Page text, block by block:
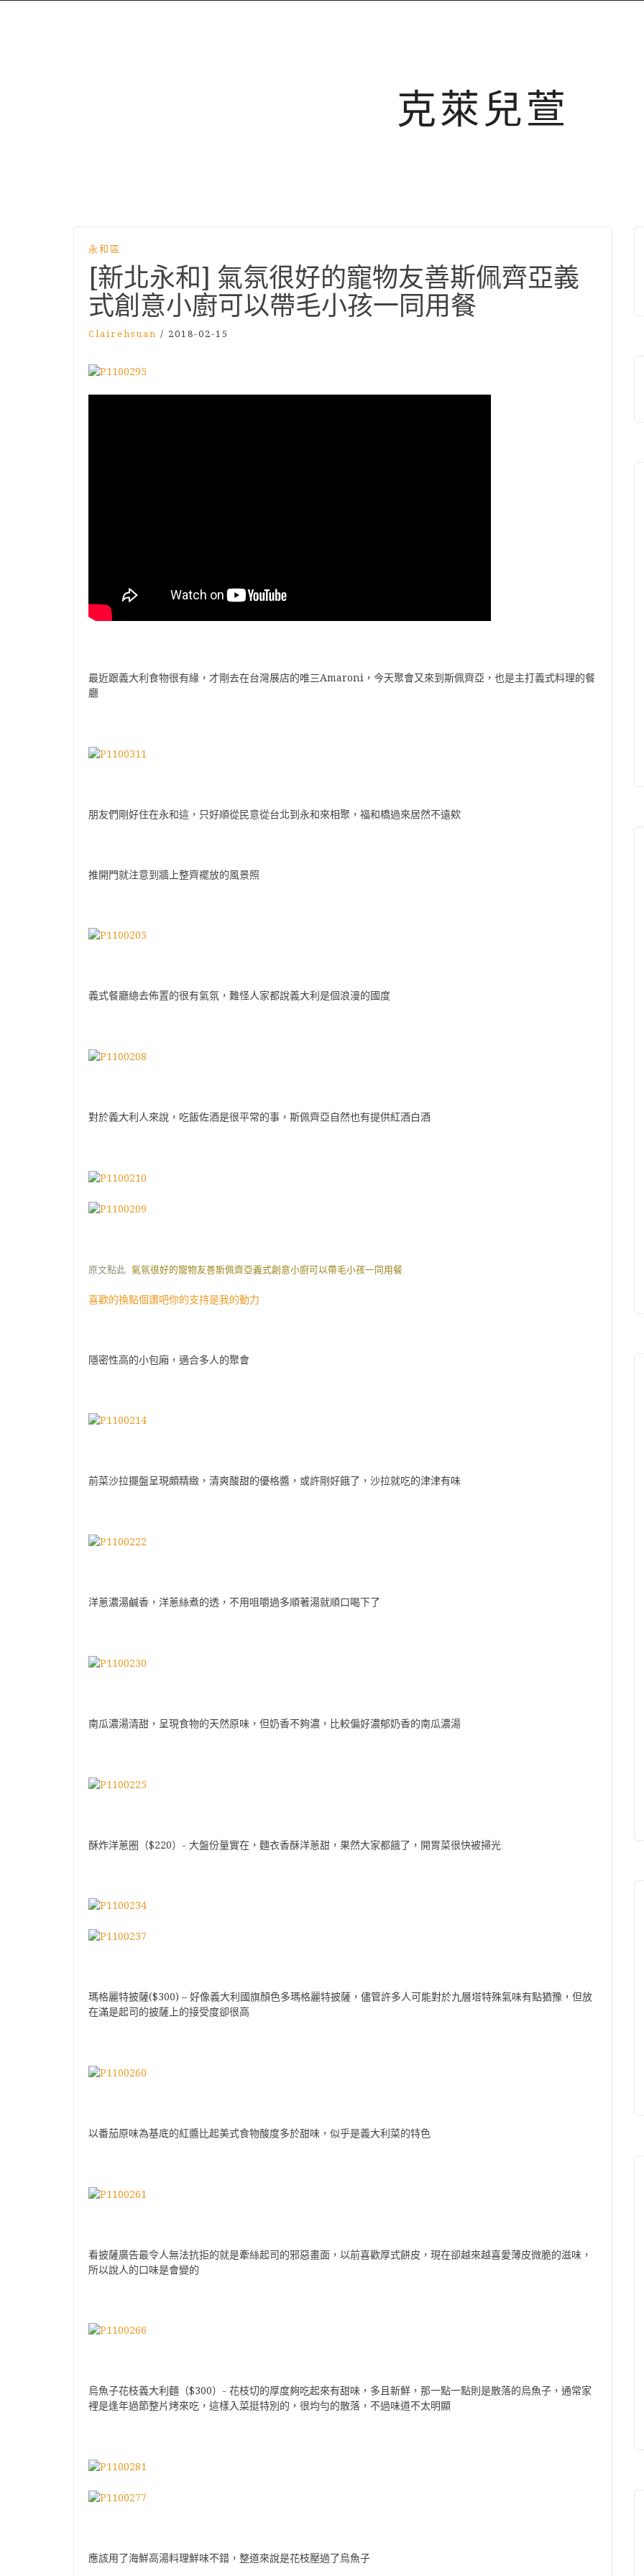
克萊兒萱
永和區
[新北永和] 氣氛很好的寵物友善斯佩齊亞義
式創意小廚可以帶毛小孩一同用餐
Clairehsuan / 2018-02-15
最近跟義大利食物很有緣，才剛去在台灣展店的唯三Amaroni，今天聚會又來到斯佩齊亞，也是主打義式料理的餐
廳
朋友們剛好住在永和這，只好順從民意從台北到永和來相聚，福和橋過來居然不遠欸
推開門就注意到牆上整齊襬放的風景照
義式餐廳總去佈置的很有氣氛，難怪人家都說義大利是個浪漫的國度
對於義大利人來說，吃飯佐酒是很平常的事，斯佩齊亞自然也有提供紅酒白酒
原文點此 氣氛很好的寵物友善斯佩齊亞義式創意小廚可以帶毛小孩一同用餐
喜歡的換點個讚吧你的支持是我的動力
隱密性高的小包廂，適合多人的聚會
前菜沙拉擺盤呈現頗精緻，清爽酸甜的優格醬，或許剛好餓了，沙拉就吃的津津有味
洋蔥濃湯鹹香，洋蔥絲煮的透，不用咀嚼過多順著湯就順口喝下了
南瓜濃湯清甜，呈現食物的天然原味，但奶香不夠濃，比較偏好濃郁奶香的南瓜濃湯
酥炸洋蔥圈（$220）- 大盤份量實在，麵衣香酥洋蔥甜，果然大家都餓了，開胃菜很快被掃光
瑪格麗特披薩($300) – 好像義大利國旗顏色多瑪格麗特披薩，儘管許多人可能對於九層塔特殊氣味有點猶豫，但放
在滿是起司的披薩上的接受度卻很高
以番茄原味為基底的紅醬比起美式食物酸度多於甜味，似乎是義大利菜的特色
看披薩廣告最令人無法抗拒的就是牽絲起司的邪惡畫面，以前喜歡厚式餅皮，現在卻越來越喜愛薄皮微脆的滋味，
所以說人的口味是會變的
烏魚子花枝義大利麵（$300）- 花枝切的厚度夠吃起來有甜味，多且新鮮，那一點一點則是散落的烏魚子，通常家
裡是逢年過節整片烤來吃，這樣入菜挺特別的，很均勻的散落，不過味道不太明顯
應該用了海鮮高湯料理鮮味不錯，整道來說是花枝壓過了烏魚子